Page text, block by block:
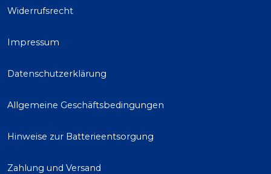
Widerrufsrecht
Impressum
Datenschutzerklärung
Allgemeine Geschäftsbedingungen
Hinweise zur Batterieentsorgung
Zahlung und Versand